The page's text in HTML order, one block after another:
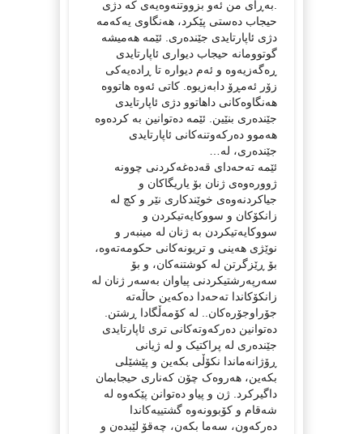
.بەڕای من ئەو بزووتنەوەیەی کە دژی
حیجاب دەستی پێکرد، هەنگاوی یەکەمە
دژی ئاپارتایدی جێندەری. ئێمە هەمیشە
گوتوومانە حیجاب دیواری ئاپارتایدی
ڕەگەزیەوە و ئەم دیوارە تا ڕادەیەکی
زۆر ئەمڕۆ دابەزیوە. کاتی ئەوە هاتووە
هەنگاوەکانی داهاتوو دژی ئاپارتایدی
جێندەری بنێین. ئێمە دەتوانین بە کردەوە
هەموو دەرکەوتنەکانی ئاپارتایدی
جێندەری، لە…
ئێمە تەحەدای قەدەغەکردنی چوونە
ژوورەوەی ژنان بۆ یاریگاکان و
جیاکردنەوەی خوێندکاری نێر و کچ لە
زانکۆکان و سووکایەتیکردن و
سووکایەتیکردن بە ژنان لە مینبەر و
نوێژی هەینی و تریونەکانی حکومەتەوە،
بۆ ڕێزگرتن لە کوشتنەکان، و بۆ
سەرپەرشتیکردنی پیاوان بەسەر ژنان لە
زانکۆکاندا تەحەدا دەکەین حاڵەتە
جۆراوجۆرەکان.. لە کۆمەڵگادا ڕشتن.
دەتوانین دەرکەوتەکانی تری ئاپارتایدی
جێندەری لە پراکتیک و لە ژیانی
ڕۆژانەماندا نکۆڵی بکەین و پێشێلی
بکەین، هەروەک چۆن کەناری حیجابمان
داگیرکرد. ژن و پیاو دەتوانن پێکەوە لە
شەقام و کۆبوونەوە گشتییەکاندا
دەرکەون، سەما بکەن، چەقۆ لێبدەن و